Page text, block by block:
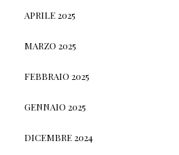
APRILE 2025
MARZO 2025
FEBBRAIO 2025
GENNAIO 2025
DICEMBRE 2024